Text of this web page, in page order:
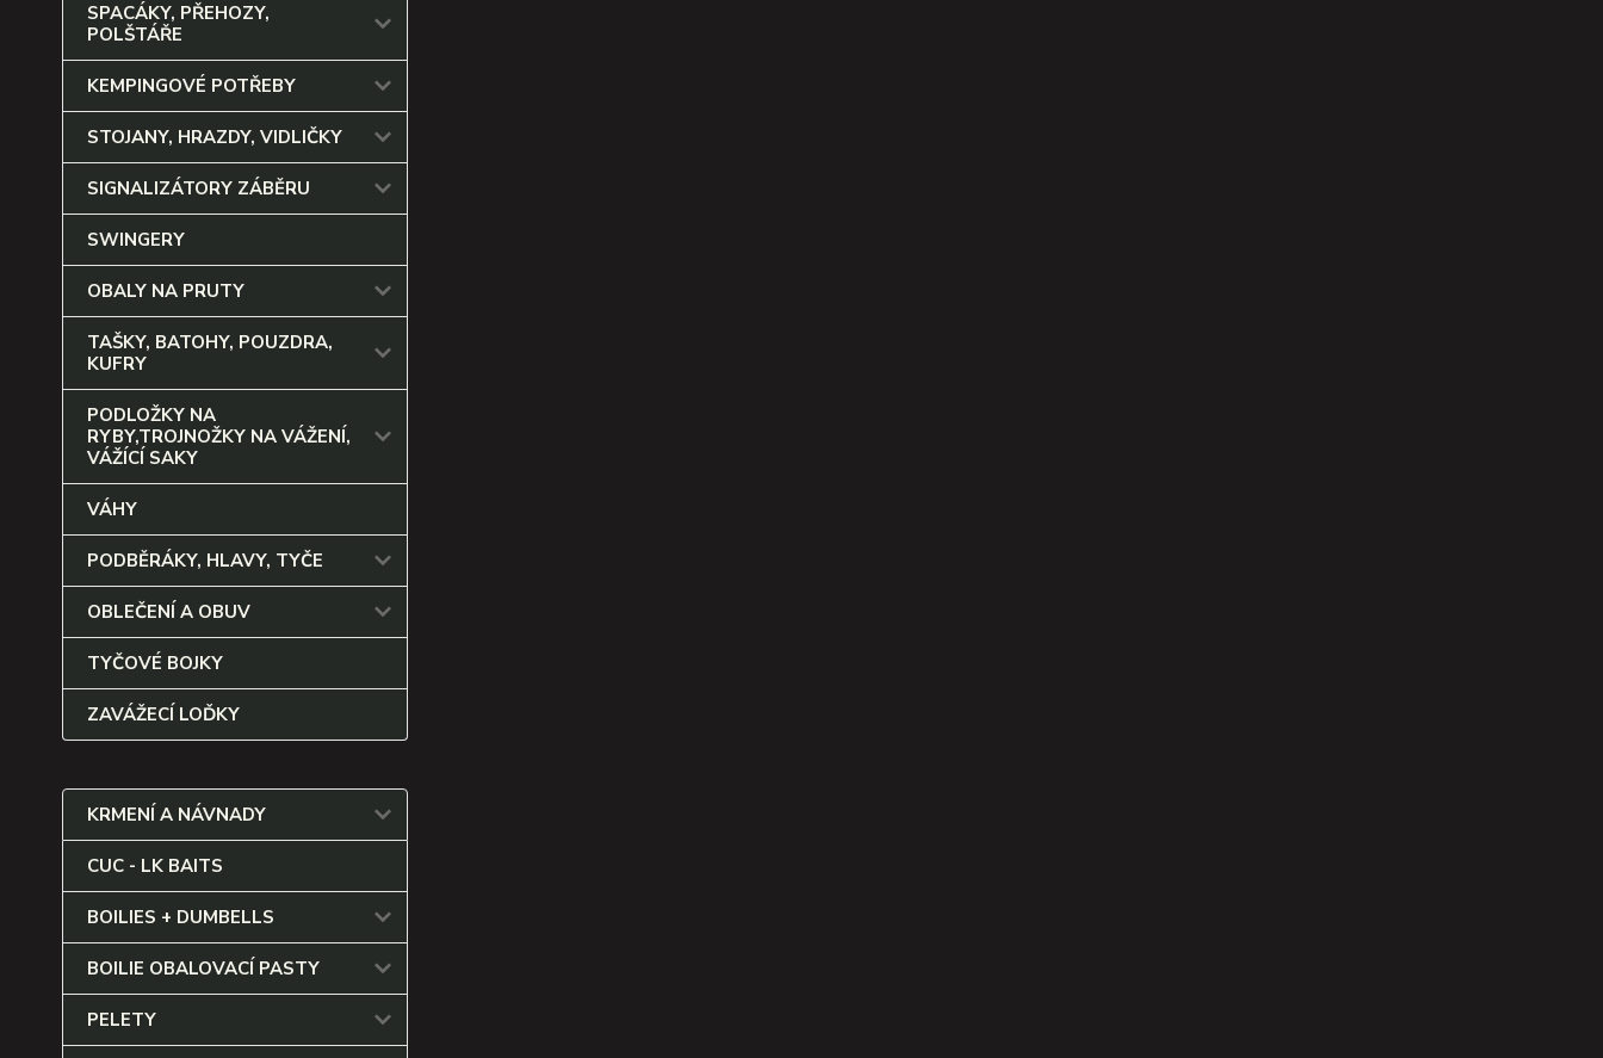
SPACÁKY, PŘEHOZY,
POLŠTÁŘE
KEMPINGOVÉ POTŘEBY
STOJANY, HRAZDY, VIDLIČKY
SIGNALIZÁTORY ZÁBĚRU
SWINGERY
OBALY NA PRUTY
TAŠKY, BATOHY, POUZDRA,
KUFRY
PODLOŽKY NA
RYBY,TROJNOŽKY NA VÁŽENÍ,
VÁŽÍCÍ SAKY
VÁHY
PODBĚRÁKY, HLAVY, TYČE
OBLEČENÍ A OBUV
TYČOVÉ BOJKY
ZAVÁŽECÍ LOĎKY
KRMENÍ A NÁVNADY
CUC - LK BAITS
BOILIES + DUMBELLS
BOILIE OBALOVACÍ PASTY
PELETY